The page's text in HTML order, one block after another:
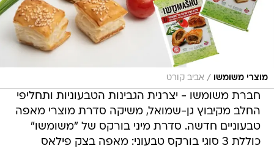
מוצרי משומשו / אביב קורט
חברת משומשו - יצרנית הגבינות הטבעוניות ותחליפי
החלב מקיבוץ גן-שמואל, משיקה סדרת מוצרי מאפה
טבעוניים חדשה. סדרת מיני בורקס של "משומשו"
כוללת 3 סוגי בורקס טבעוני: מאפה בצק פילאס